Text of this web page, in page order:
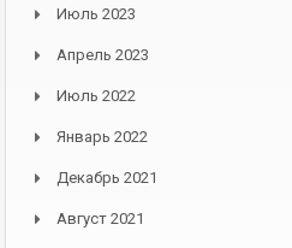
Июль 2023
Апрель 2023
Июль 2022
Январь 2022
Декабрь 2021
Август 2021